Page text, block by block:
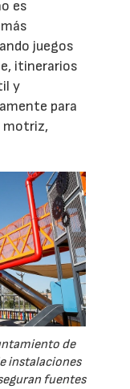
es
juegos
itinerarios
y
para
motriz,
de
instalaciones
fuentes